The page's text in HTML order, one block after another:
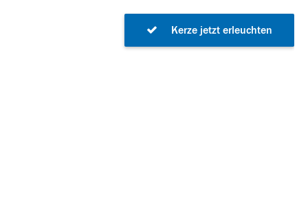
Kerze jetzt erleuchten